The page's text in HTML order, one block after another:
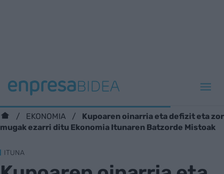
EKONOMIA
Kupoaren oinarria eta defizit eta zor
mugak ezarri ditu Ekonomia Itunaren Batzorde Mistoak
ITUNA